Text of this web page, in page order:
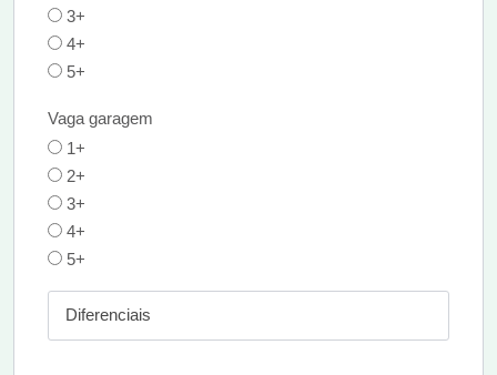
3+
4+
5+
Vaga garagem
1+
2+
3+
4+
5+
Diferenciais